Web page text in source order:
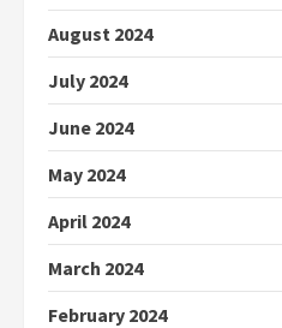
August 2024
July 2024
June 2024
May 2024
April 2024
March 2024
February 2024